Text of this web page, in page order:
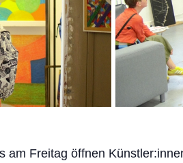
Freitag öffnen